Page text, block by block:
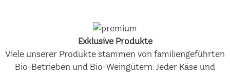
Exklusive Produkte
Viele unserer Produkte stammen von familiengeführten
Bio-Betrieben und Bio-Weingütern. Jeder Käse und